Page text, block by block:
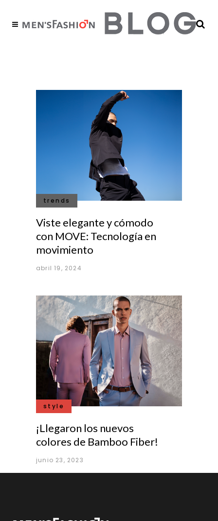
trends
Viste elegante y cómodo
con MOVE: Tecnología en
movimiento
abril 19, 2024
style
¡Llegaron los nuevos
colores de Bamboo Fiber!
junio 23, 2023